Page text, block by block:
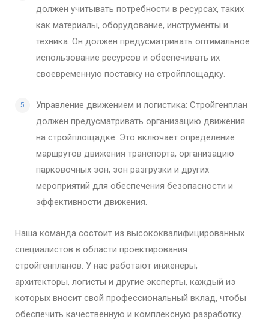
должен учитывать потребности в ресурсах, таких
как материалы, оборудование, инструменты и
техника. Он должен предусматривать оптимальное
использование ресурсов и обеспечивать их
своевременную поставку на стройплощадку.
Управление движением и логистика: Стройгенплан
должен предусматривать организацию движения
на стройплощадке. Это включает определение
маршрутов движения транспорта, организацию
парковочных зон, зон разгрузки и других
мероприятий для обеспечения безопасности и
эффективности движения.
Наша команда состоит из высококвалифицированных
специалистов в области проектирования
стройгенпланов. У нас работают инженеры,
архитекторы, логисты и другие эксперты, каждый из
которых вносит свой профессиональный вклад, чтобы
обеспечить качественную и комплексную разработку.